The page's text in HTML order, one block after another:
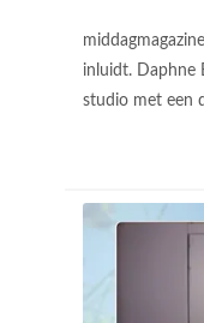
inluidt. Daphne
studio met een